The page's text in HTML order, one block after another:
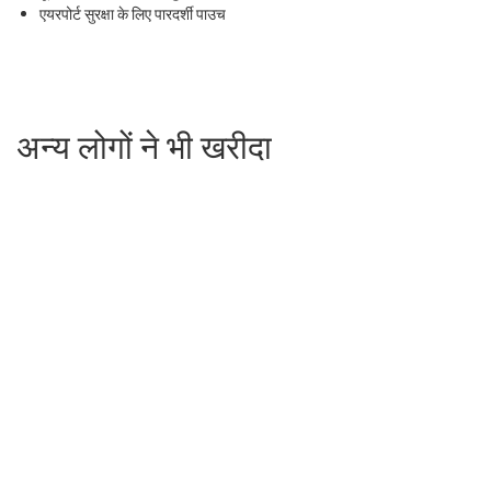
एयरपोर्ट सुरक्षा के लिए पारदर्शी पाउच
अन्य लोगों ने भी खरीदा